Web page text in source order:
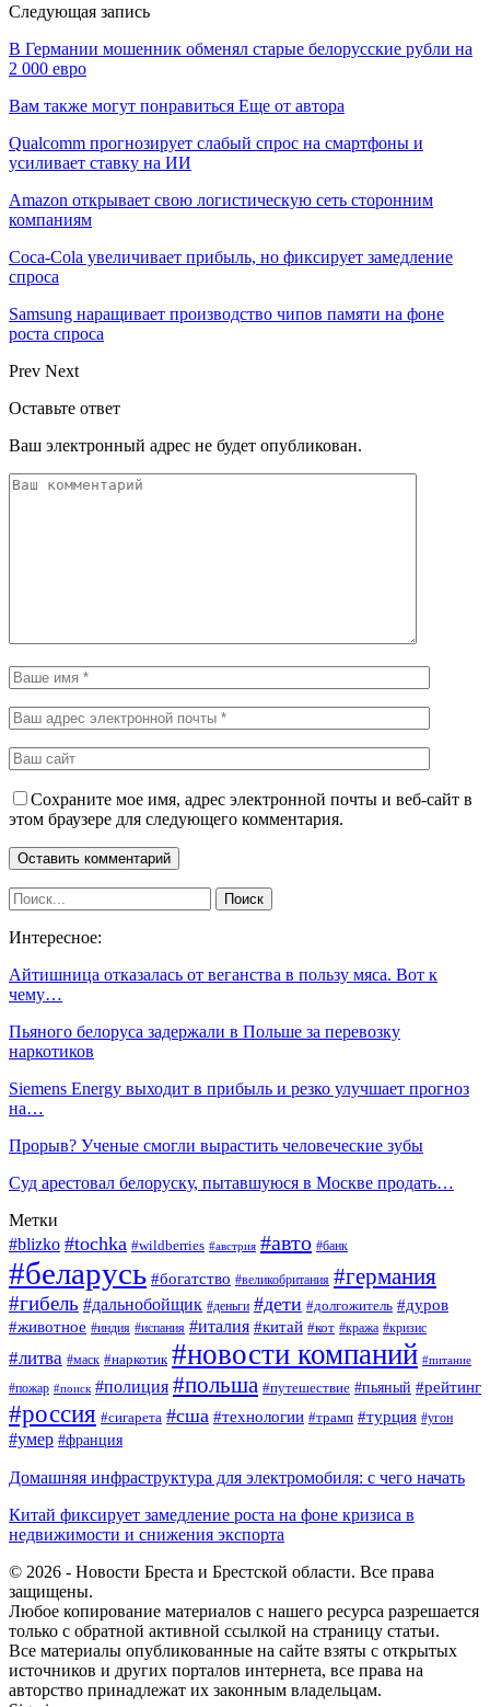
Следующая запись
В Германии мошенник обменял старые белорусские рубли на
2 000 евро
Вам также могут понравиться Еще от автора
Qualcomm прогнозирует слабый спрос на смартфоны и
усиливает ставку на ИИ
Amazon открывает свою логистическую сеть сторонним
компаниям
Coca-Cola увеличивает прибыль, но фиксирует замедление
спроса
Samsung наращивает производство чипов памяти на фоне
роста спроса
Prev Next
Оставьте ответ
Ваш электронный адрес не будет опубликован.
Сохраните мое имя, адрес электронной почты и веб-сайт в
этом браузере для следующего комментария.
Интересное:
Айтишница отказалась от веганства в пользу мяса. Вот к
чему…
Пьяного белоруса задержали в Польше за перевозку
наркотиков
Siemens Energy выходит в прибыль и резко улучшает прогноз
на…
Прорыв? Ученые смогли вырастить человеческие зубы
Суд арестовал белоруску, пытавшуюся в Москве продать…
Метки
#blizko #tochka #wildberries #австрия #авто #банк
#беларусь #богатство #великобритания #германия
#гибель #дальнобойщик #деньги #дети #долгожитель #дуров
#животное #индия #испания #италия #китай #кот #кража #кризис
#литва #маск #наркотик #новости компаний #питание
#пожар #поиск #полиция #польша #путешествие #пьяный #рейтинг
#россия #сигарета #сша #технологии #трамп #турция #угон
#умер #франция
Домашняя инфраструктура для электромобиля: с чего начать
Китай фиксирует замедление роста на фоне кризиса в
недвижимости и снижения экспорта
© 2026 - Новости Бреста и Брестской области. Все права
защищены.
Любое копирование материалов с нашего ресурса разрешается
только с обратной активной ссылкой на страницу статьи.
Все материалы опубликованные на сайте взяты с открытых
источников и других порталов интернета, все права на
авторство принадлежат их законным владельцам.